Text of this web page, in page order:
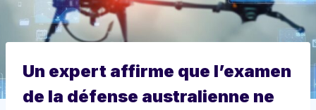
Un expert affirme que l’examen
de la défense australienne ne